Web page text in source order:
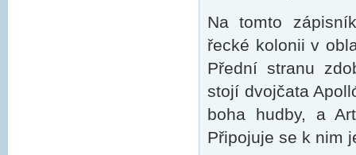
Na tomto
řecké kolonii v
Přední stranu
stojí dvojčata
boha hudby, a
Připojuje se k nim